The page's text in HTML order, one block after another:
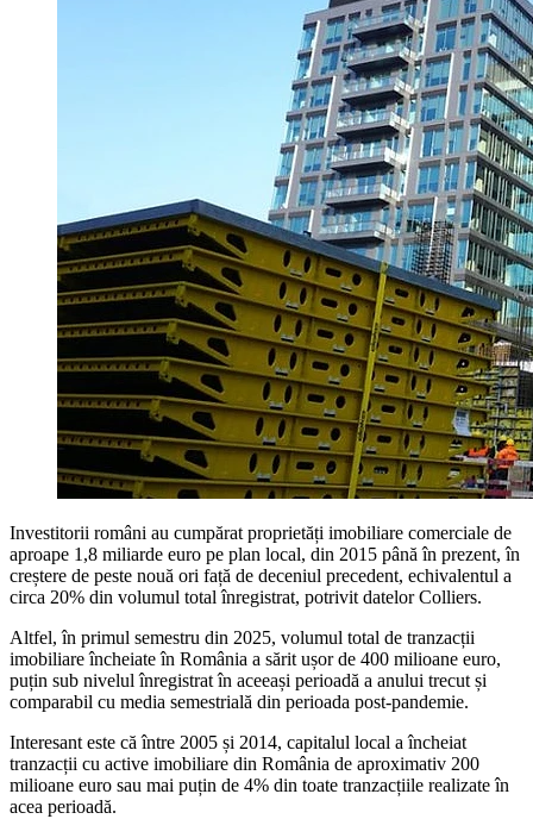
Investitorii români au cumpărat proprietăți imobiliare comerciale de
aproape 1,8 miliarde euro pe plan local, din 2015 până în prezent, în
creștere de peste nouă ori față de deceniul precedent, echivalentul a
circa 20% din volumul total înregistrat, potrivit datelor Colliers.
Altfel, în primul semestru din 2025, volumul total de tranzacții
imobiliare încheiate în România a sărit ușor de 400 milioane euro,
puțin sub nivelul înregistrat în aceeași perioadă a anului trecut și
comparabil cu media semestrială din perioada post-pandemie.
Interesant este că între 2005 și 2014, capitalul local a încheiat
tranzacții cu active imobiliare din România de aproximativ 200
milioane euro sau mai puțin de 4% din toate tranzacțiile realizate în
acea perioadă.